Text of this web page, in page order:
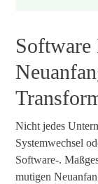
Nicht jedes
Systemwechsel
Software-.
mutigen